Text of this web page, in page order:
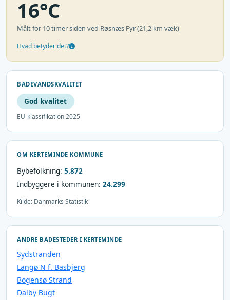
16°C
Målt for 10 timer siden ved Røsnæs Fyr (21,2 km væk)
Hvad betyder det?
BADEVANDSKVALITET
God kvalitet
EU-klassifikation 2025
OM KERTEMINDE KOMMUNE
Bybefolkning: 5.872
Indbyggere i kommunen: 24.299
Kilde: Danmarks Statistik
ANDRE BADESTEDER I KERTEMINDE
Sydstranden
Langø N f. Basbjerg
Bogensø Strand
Dalby Bugt